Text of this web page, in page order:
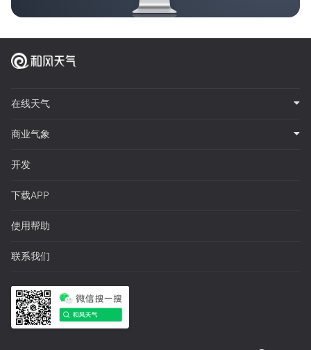
在线天气
商业气象
开发
下载APP
使用帮助
联系我们